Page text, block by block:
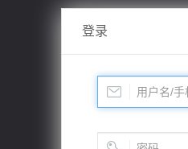
登录